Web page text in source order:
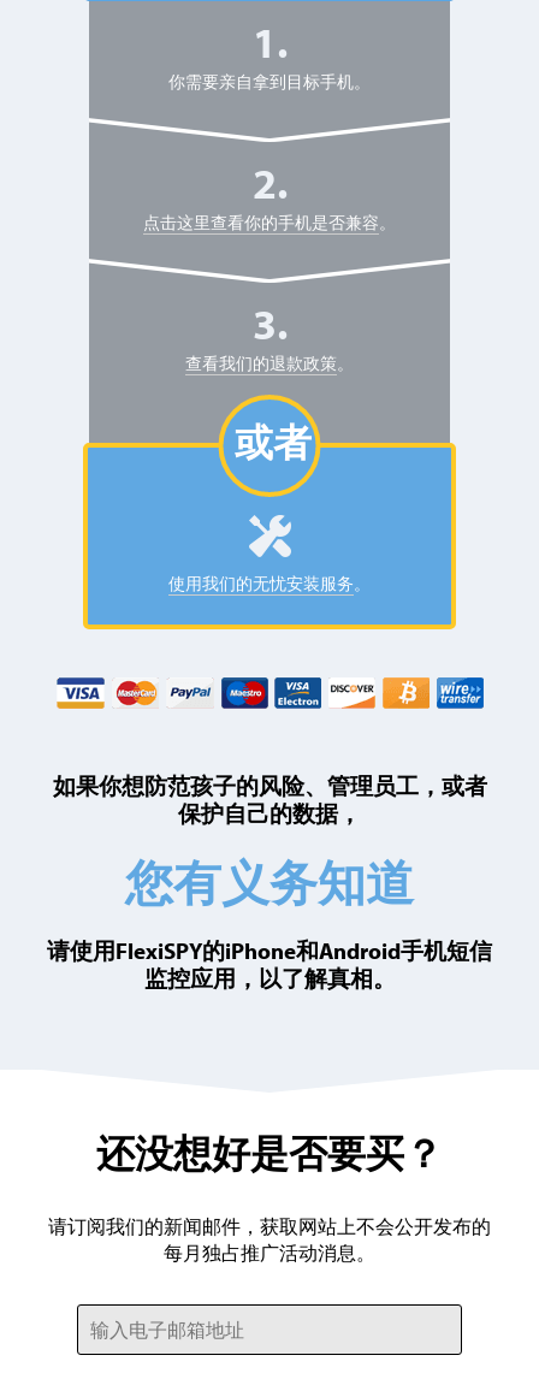
你需要亲自拿到目标手机。
点击这里查看你的手机是否兼容。
查看我们的退款政策。
或者
使用我们的无忧安装服务。
如果你想防范孩子的风险、管理员工，或者
保护自己的数据，
您有义务知道
请使用FlexiSPY的iPhone和Android手机短信
监控应用，以了解真相。
还没想好是否要买？
请订阅我们的新闻邮件，获取网站上不会公开发布的
每月独占推广活动消息。